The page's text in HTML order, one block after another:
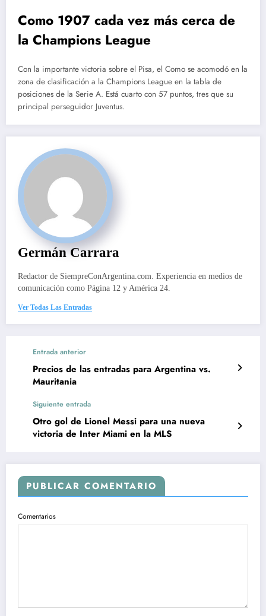
Como 1907 cada vez más cerca de
la Champions League
Con la importante victoria sobre el Pisa, el Como se acomodó en la
zona de clasificación a la Champions League en la tabla de
posiciones de la Serie A. Está cuarto con 57 puntos, tres que su
principal perseguidor Juventus.
Germán Carrara
Redactor de SiempreConArgentina.com. Experiencia en medios de
comunicación como Página 12 y América 24.
Ver Todas Las Entradas
Entrada anterior
Precios de las entradas para Argentina vs.
Mauritania
Siguiente entrada
Otro gol de Lionel Messi para una nueva
victoria de Inter Miami en la MLS
PUBLICAR COMENTARIO
Comentarios